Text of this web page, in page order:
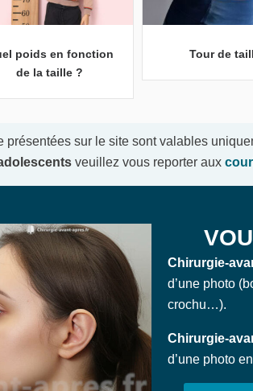
poids en fonction
de la taille ?
Tour de
présentées sur le site sont valables
veuillez vous reporter aux
Chirurgie-
d’une photo
crochu…).
Chirurgie-
d’une photo